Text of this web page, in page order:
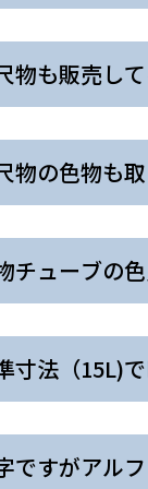
物も販売し
物の色物も
チューブの
寸法（15L)
ですがアル